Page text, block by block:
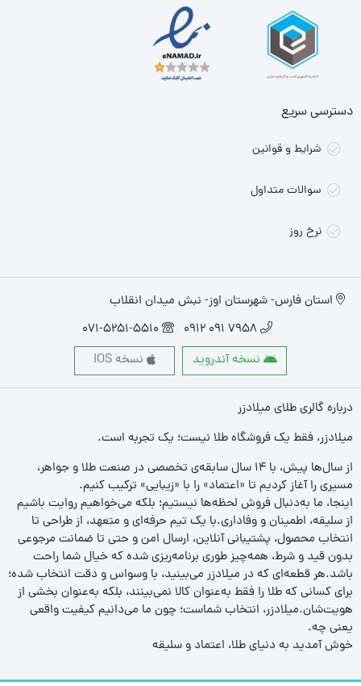
دسترسی سریع
شرایط و قوانین
سوالات متداول
نرخ روز
استان فارس- شهرستان اوز- نبش میدان انقلاب
7958 091 0912
071-5251-5510
نسخه آندروید
نسخه IOS
درباره گالری طلای میلادزر
میلادزر، فقط یک فروشگاه طلا نیست؛ یک تجربه‌ است.
از سال‌ها پیش، با ۱۴ سال سابقه‌ی تخصصی در صنعت طلا و جواهر،
مسیری را آغاز کردیم تا «اعتماد» را با «زیبایی» ترکیب کنیم.
اینجا، ما به‌دنبال فروش لحظه‌ها نیستیم؛ بلکه می‌خواهیم روایت باشیم
از سلیقه، اطمینان و وفاداری.با یک تیم حرفه‌ای و متعهد، از طراحی تا
انتخاب محصول، پشتیبانی آنلاین، ارسال امن و حتی تا ضمانت مرجوعی
بدون قید و شرط، همه‌چیز طوری برنامه‌ریزی شده که خیال شما راحت
باشد.هر قطعه‌ای که در میلادزر می‌بینید، با وسواس و دقت انتخاب شده؛
برای کسانی که طلا را فقط به‌عنوان کالا نمی‌بینند، بلکه به‌عنوان بخشی از
هویت‌شان.میلادزر، انتخاب شماست؛ چون ما می‌دانیم کیفیت واقعی
یعنی چه.
خوش آمدید به دنیای طلا، اعتماد و سلیقه